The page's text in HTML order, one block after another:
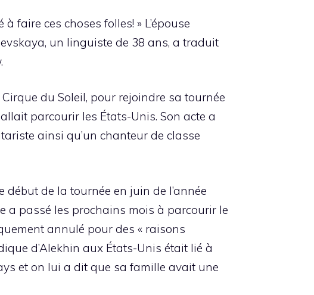
faire ces choses folles! » L’épouse
un linguiste de 38 ans, a traduit
du Soleil, pour rejoindre sa tournée
parcourir les États-Unis. Son acte a
ainsi qu’un chanteur de classe
de la tournée en juin de l’année
a passé les prochains mois à parcourir le
annulé pour des « raisons
d’Alekhin aux États-Unis était lié à
et on lui a dit que sa famille avait une